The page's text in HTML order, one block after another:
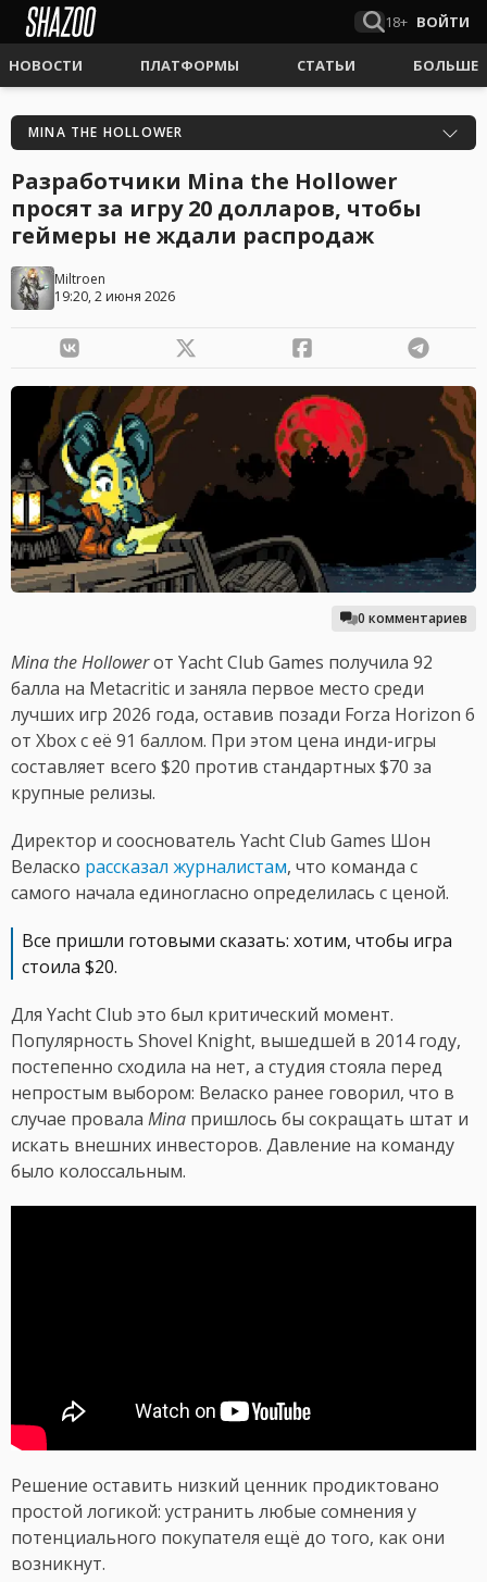
18+ ВОЙТИ
НОВОСТИ ПЛАТФОРМЫ СТАТЬИ БОЛЬШЕ
MINA THE HOLLOWER
Разработчики Mina the Hollower
просят за игру 20 долларов, чтобы
геймеры не ждали распродаж
Miltroen
19:20, 2 июня 2026
0 комментариев
Mina the Hollowerот Yacht Club Games получила 92
балла на Metacritic и заняла первое место среди
лучших игр 2026 года, оставив позади Forza Horizon 6
от Xbox с её 91 баллом. При этом цена инди-игры
составляет всего $20 против стандартных $70 за
крупные релизы.
Директор и сооснователь Yacht Club Games Шон
Веласко рассказал журналистам, что команда с
самого начала единогласно определилась с ценой.
Все пришли готовыми сказать: хотим, чтобы игра
стоила $20.
Для Yacht Club это был критический момент.
Популярность Shovel Knight, вышедшей в 2014 году,
постепенно сходила на нет, а студия стояла перед
непростым выбором: Веласко ранее говорил, что в
случае провала Mina пришлось бы сокращать штат и
искать внешних инвесторов. Давление на команду
было колоссальным.
Решение оставить низкий ценник продиктовано
простой логикой: устранить любые сомнения у
потенциального покупателя ещё до того, как они
возникнут.